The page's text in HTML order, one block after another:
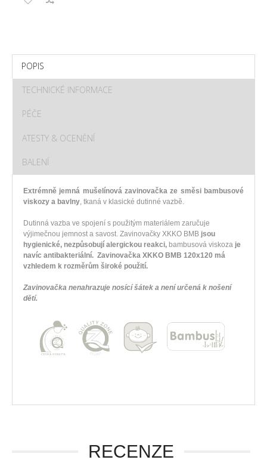
POPIS
TECHNICKÉ INFORMACE
PÉČE
ATESTY & OCENĚNÍ
BALENÍ
Extrémně jemná mušelínová zavinovačka ze směsi bambusové
viskozy a bavlny, tkaná v klasické dutinné vazbě.
Dutinná vazba ve spojení s použitým materiálem zaručuje
výjimečnou jemnost a savost. Zavinovačky XKKO BMB jsou
hygienické, nezpůsobují alergickou reakci, bambusová viskoza je
navíc antibakteriální. Zavinovačka XKKO BMB 120x120 má
vzhledem k rozměrům široké použití.
Zavinovačka nenahrazuje nosící šátek a není určená k nošení
dětí.
RECENZE